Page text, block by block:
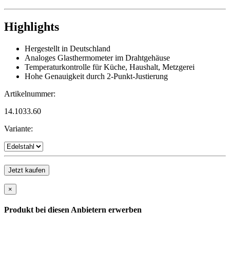
Highlights
Hergestellt in Deutschland
Analoges Glasthermometer im Drahtgehäuse
Temperaturkontrolle für Küche, Haushalt, Metzgerei
Hohe Genauigkeit durch 2-Punkt-Justierung
Artikelnummer:
14.1033.60
Variante:
Jetzt kaufen
×
Produkt bei diesen Anbietern erwerben